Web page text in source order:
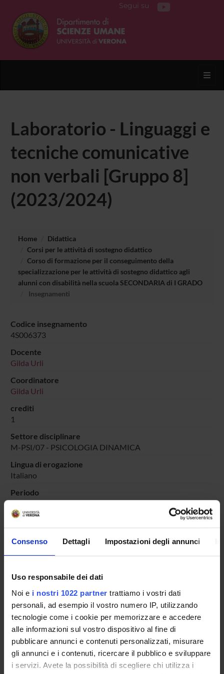
Consenso Dettagli Impostazioni degli annunci
Uso responsabile dei dati
Noi e i nostri 1022 partner trattiamo i vostri dati
personali, ad esempio il vostro numero IP, utilizzando
tecnologie come i cookie per memorizzare e accedere
alle informazioni sul vostro dispositivo al fine di
pubblicare annunci e contenuti personalizzati, misurare
gli annunci e i contenuti, ricercare il pubblico e sviluppare
i servizi. Avete la possibilità di scegliere chi utilizza i
Segui su
Laboratorio - Linguaggi e
tecniche comunicative
non verbali [Gruppo 8]
(2023/2024)
Home
Didattica
Corsi per le attività di sostegno didattico
Corso di formazione per il conseguimento della
specializzazione per le attività di sostegno didattico agli
alunni con disabilità nella scuola SECONDARIA di I GRADO
Insegnamenti
Codice insegnamento
4S006373
Docente
Gilda Urli
Coordinatore
Gilda Urli
crediti
1
Settore disciplinare
M-PSI/07 - PSICOLOGIA DINAMICA
Lingua di erogazione
Italiano
Periodo
DIDATTICA SOSTEGNOdal 4-ott-2024 al 30-giu-2025.
Avvisi relativi al corso
Seminari relativi al corso
Vai all'orario delle lezioni
Presentazione
Come iscriversi
Insegnamenti